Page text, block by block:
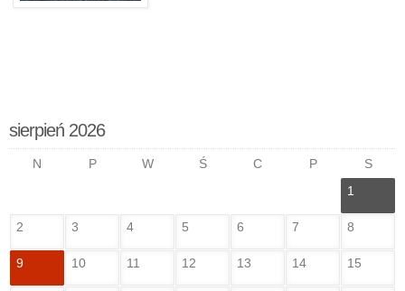
sierpień 2026
N P W Ś C P
S
1
2 3 4 5 6 7 8
9 10 11 12 13 14 15